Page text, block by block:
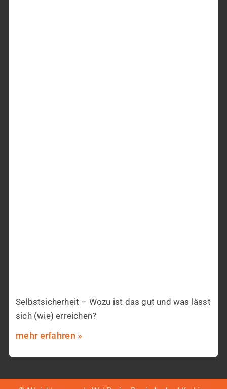
Selbstsicherheit – Wozu ist das gut und was lässt
sich (wie) erreichen?
mehr erfahren »